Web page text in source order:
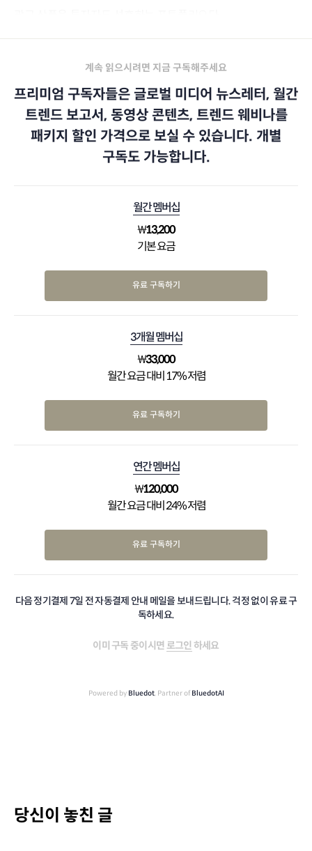
계속 읽으시려면 지금 구독해주세요
프리미엄 구독자들은 글로벌 미디어 뉴스레터, 월간
트렌드 보고서, 동영상 콘텐츠, 트렌드 웨비나를
패키지 할인 가격으로 보실 수 있습니다. 개별
구독도 가능합니다.
월간 멤버십
₩13,200
기본 요금
유료 구독하기
3개월 멤버십
₩33,000
월간 요금 대비 17% 저렴
유료 구독하기
연간 멤버십
₩120,000
월간 요금 대비 24% 저렴
유료 구독하기
다음 정기결제 7일 전 자동결제 안내 메일을 보내드립니다. 걱정 없이 유료 구
독하세요.
이미 구독 중이시면 로그인 하세요
Powered by Bluedot, Partner of BluedotAI
당신이 놓친 글